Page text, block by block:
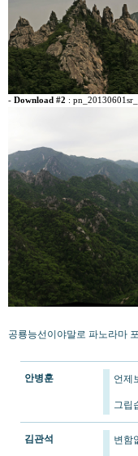
- Download #2 :
공룡능선이야말로 파노라마
안병훈 언제
그립
김관석 변함